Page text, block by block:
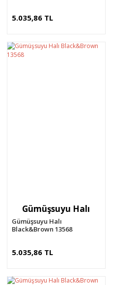
5.035,86 TL
Gümüşsuyu Halı
Gümüşsuyu Halı
Black&Brown 13568
5.035,86 TL